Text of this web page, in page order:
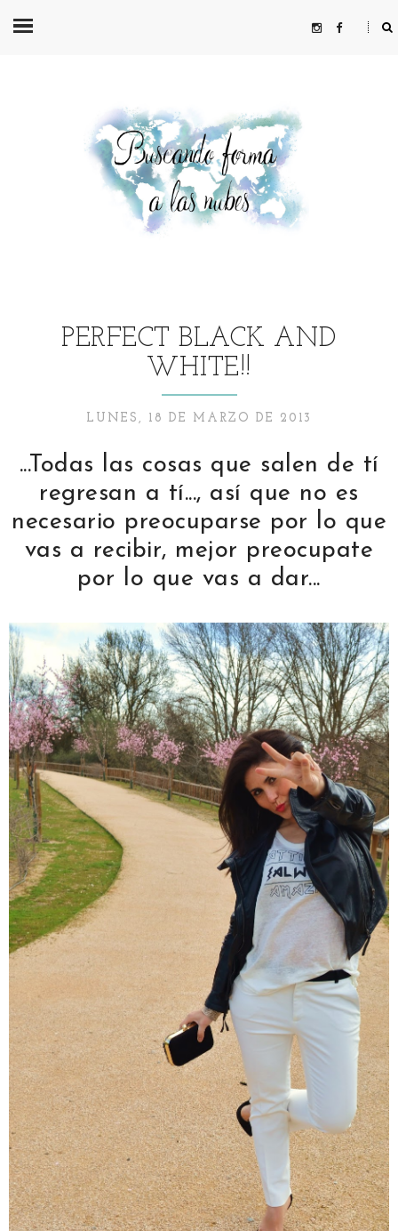
PERFECT BLACK AND
WHITE!!
LUNES, 18 DE MARZO DE 2013
...Todas las cosas que salen de tí
regresan a tí..., así que no es
necesario preocuparse por lo que
vas a recibir, mejor preocupate
por lo que vas a dar...